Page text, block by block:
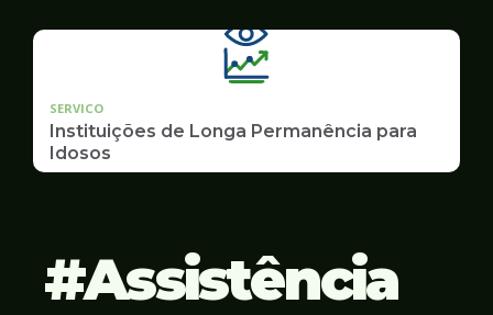
SERVICO
Instituições de Longa Permanência para
Idosos
Assistência